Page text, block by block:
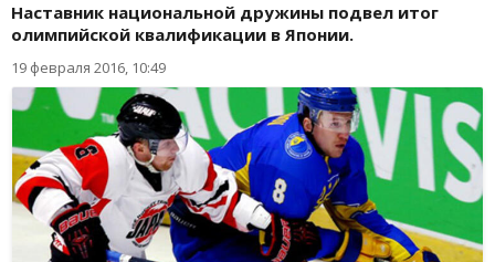
Наставник национальной дружины подвел итог
олимпийской квалификации в Японии.
19 февраля 2016, 10:49